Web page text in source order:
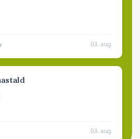
03. aug.
03. aug.